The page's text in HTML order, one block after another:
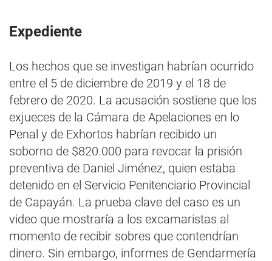
Expediente
Los hechos que se investigan habrían ocurrido
entre el 5 de diciembre de 2019 y el 18 de
febrero de 2020. La acusación sostiene que los
exjueces de la Cámara de Apelaciones en lo
Penal y de Exhortos habrían recibido un
soborno de $820.000 para revocar la prisión
preventiva de Daniel Jiménez, quien estaba
detenido en el Servicio Penitenciario Provincial
de Capayán. La prueba clave del caso es un
video que mostraría a los excamaristas al
momento de recibir sobres que contendrían
dinero. Sin embargo, informes de Gendarmería